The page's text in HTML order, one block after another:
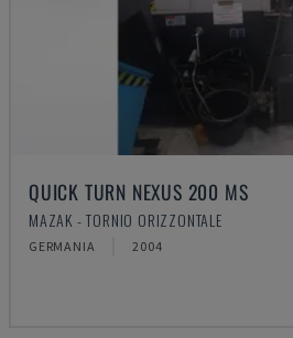
QUICK TURN NEXUS 200 MS
MAZAK - TORNIO ORIZZONTALE
GERMANIA 2004